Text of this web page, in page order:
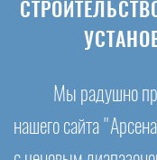
Мы радушно
нашего сайта